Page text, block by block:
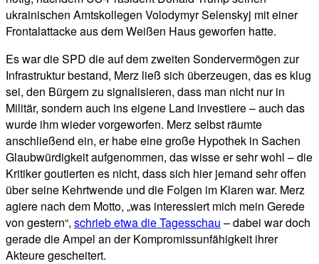
ukrainischen Amtskollegen Volodymyr Selenskyj mit einer
Frontalattacke aus dem Weißen Haus geworfen hatte.
Es war die SPD die auf dem zweiten Sondervermögen zur
Infrastruktur bestand, Merz ließ sich überzeugen, das es klug
sei, den Bürgern zu signalisieren, dass man nicht nur in
Militär, sondern auch ins eigene Land investiere – auch das
wurde ihm wieder vorgeworfen. Merz selbst räumte
anschließend ein, er habe eine große Hypothek in Sachen
Glaubwürdigkeit aufgenommen, das wisse er sehr wohl – die
Kritiker goutierten es nicht, dass sich hier jemand sehr offen
über seine Kehrtwende und die Folgen im Klaren war. Merz
agiere nach dem Motto, „was interessiert mich mein Gerede
von gestern“, schrieb etwa die Tagesschau – dabei war doch
gerade die Ampel an der Kompromissunfähigkeit ihrer
Akteure gescheitert.